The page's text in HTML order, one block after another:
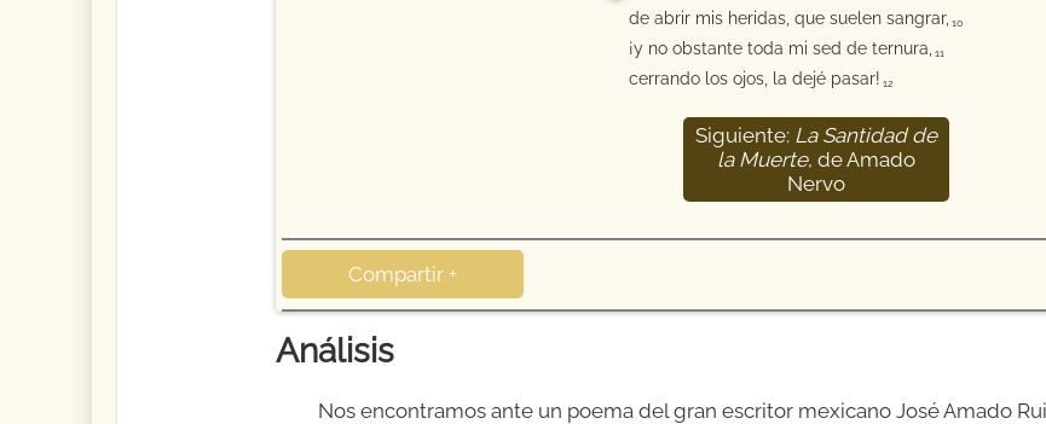
de abrir mis heridas, que suelen sangrar, 10
¡y no obstante toda mi sed de ternura, 11
cerrando los ojos, la dejé pasar! 12
Siguiente: La Santidad de
la Muerte, de Amado
Nervo
Compartir +
Análisis
Nos encontramos ante un poema del gran escritor mexicano José Amado